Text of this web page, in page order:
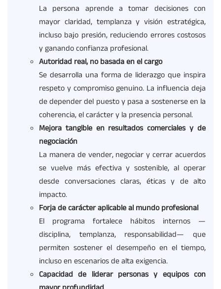
La persona aprende a tomar decisiones con
mayor claridad, templanza y visión estratégica,
incluso bajo presión, reduciendo errores costosos
y ganando confianza profesional.
Autoridad real, no basada en el cargo
Se desarrolla una forma de liderazgo que inspira
respeto y compromiso genuino. La influencia deja
de depender del puesto y pasa a sostenerse en la
coherencia, el carácter y la presencia personal.
Mejora tangible en resultados comerciales y de
negociación
La manera de vender, negociar y cerrar acuerdos
se vuelve más efectiva y sostenible, al operar
desde conversaciones claras, éticas y de alto
impacto.
Forja de carácter aplicable al mundo profesional
El programa fortalece hábitos internos —
disciplina, templanza, responsabilidad— que
permiten sostener el desempeño en el tiempo,
incluso en escenarios de alta exigencia.
Capacidad de liderar personas y equipos con